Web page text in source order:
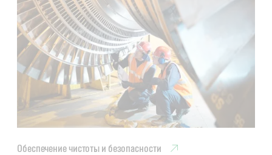
Обеспечение чистоты и безопасности